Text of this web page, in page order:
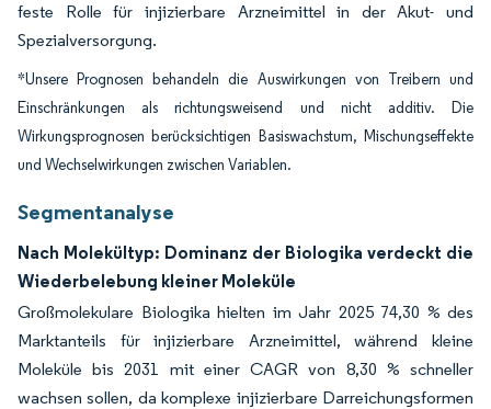
feste Rolle für injizierbare Arzneimittel in der Akut- und
Spezialversorgung.
*Unsere Prognosen behandeln die Auswirkungen von Treibern und
Einschränkungen als richtungsweisend und nicht additiv. Die
Wirkungsprognosen berücksichtigen Basiswachstum, Mischungseffekte
und Wechselwirkungen zwischen Variablen.
Segmentanalyse
Nach Molekültyp: Dominanz der Biologika verdeckt die
Wiederbelebung kleiner Moleküle
Großmolekulare Biologika hielten im Jahr 2025 74,30 % des
Marktanteils für injizierbare Arzneimittel, während kleine
Moleküle bis 2031 mit einer CAGR von 8,30 % schneller
wachsen sollen, da komplexe injizierbare Darreichungsformen